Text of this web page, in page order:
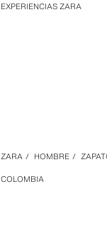
EXPERIENCIAS ZARA
ZARA / HOMBRE /
COLOMBIA